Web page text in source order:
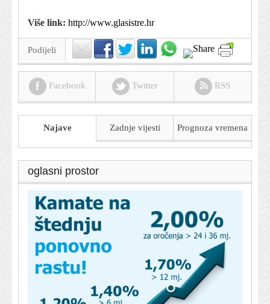
Više link: http://www.glasistre.hr
Podijeli
Facebook Twitter RSS
Najave Zadnje vijesti Prognoza vremena
oglasni prostor